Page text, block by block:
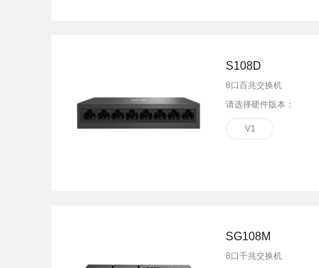
S108D
8口百兆交换机
请选择硬件版本：
V1
SG108M
8口千兆交换机